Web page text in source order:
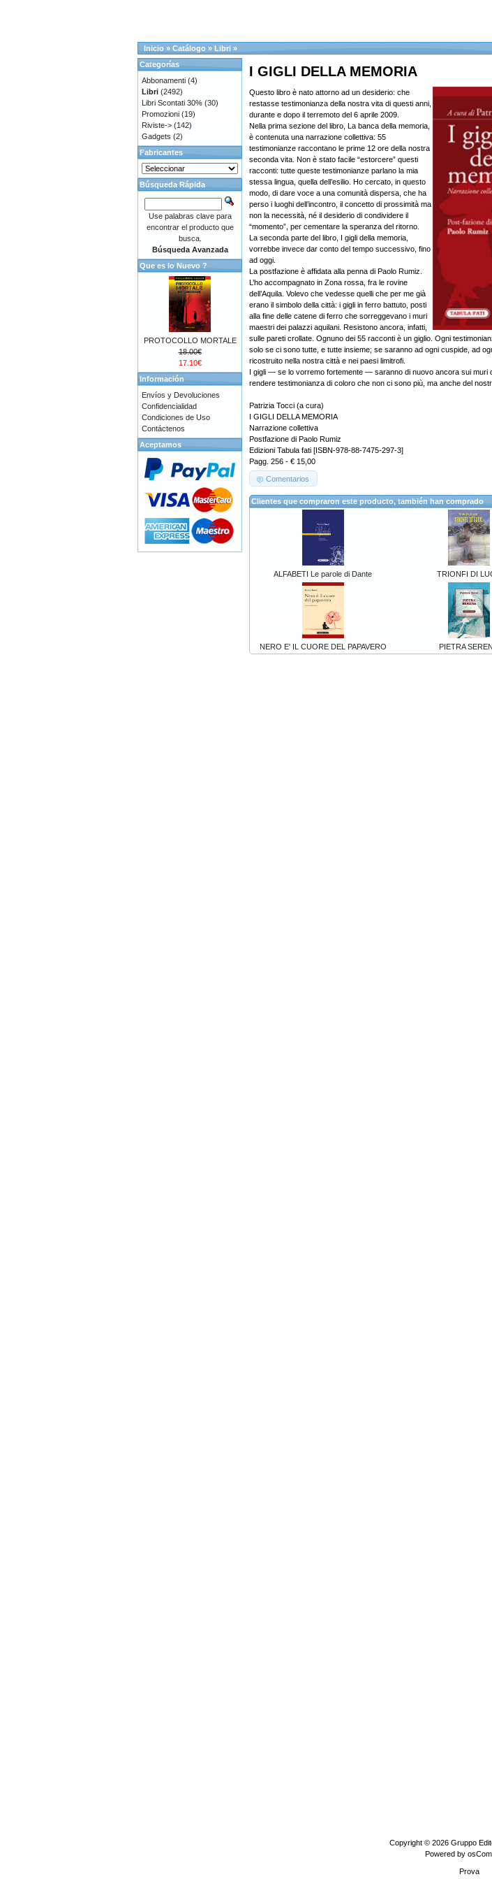
Inicio » Catálogo » Libri »
I GIGLI DELLA MEMORIA
Questo libro è nato attorno ad un desiderio: che
restasse testimonianza della nostra vita di questi anni,
durante e dopo il terremoto del 6 aprile 2009.
Nella prima sezione del libro, La banca della memoria,
è contenuta una narrazione collettiva: 55
testimonianze raccontano le prime 12 ore della nostra
seconda vita. Non è stato facile “estorcere” questi
racconti: tutte queste testimonianze parlano la mia
stessa lingua, quella dell’esilio. Ho cercato, in questo
modo, di dare voce a una comunità dispersa, che ha
perso i luoghi dell’incontro, il concetto di prossimità ma
non la necessità, né il desiderio di condividere il
“momento”, per cementare la speranza del ritorno.
La seconda parte del libro, I gigli della memoria,
vorrebbe invece dar conto del tempo successivo, fino
ad oggi.
La postfazione è affidata alla penna di Paolo Rumiz.
L’ho accompagnato in Zona rossa, fra le rovine
dell’Aquila. Volevo che vedesse quelli che per me già
erano il simbolo della città: i gigli in ferro battuto, posti
alla fine delle catene di ferro che sorreggevano i muri
maestri dei palazzi aquilani. Resistono ancora, infatti,
sulle pareti crollate. Ognuno dei 55 racconti è un giglio. Ogni
solo se ci sono tutte, e tutte insieme; se saranno ad ogni cuspide, ad
ricostruito nella nostra città e nei paesi limitrofi.
I gigli — se lo vorremo fortemente — saranno di nuovo ancora sui
rendere testimonianza di coloro che non ci sono più, ma anche del
Patrizia Tocci (a cura)
I GIGLI DELLA MEMORIA
Narrazione collettiva
Postfazione di Paolo Rumiz
Edizioni Tabula fati [ISBN-978-88-7475-297-3]
Pagg. 256 - € 15,00
Comentarios
Clientes que compraron este producto, también han comprado
ALFABETI Le parole di Dante TRIONFI DI
NERO E' IL CUORE DEL PAPAVERO PIETRA
Categorías
Abbonamenti (4)
Libri (2492)
Libri Scontati 30% (30)
Promozioni (19)
Riviste-> (142)
Gadgets (2)
Fabricantes
Búsqueda Rápida
Use palabras clave para
encontrar el producto que
busca.
Búsqueda Avanzada
Que es lo Nuevo ?
PROTOCOLLO MORTALE
18.00€
17.10€
Información
Envíos y Devoluciones
Confidencialidad
Condiciones de Uso
Contáctenos
Aceptamos
Copyright © 2026 Gruppo
Powered by
Prova